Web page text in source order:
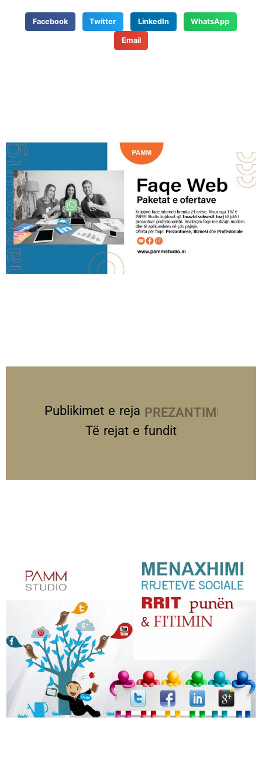
Facebook Twitter LinkedIn WhatsApp
Email
Publikimet e reja PREZANTIME
Të rejat e fundit